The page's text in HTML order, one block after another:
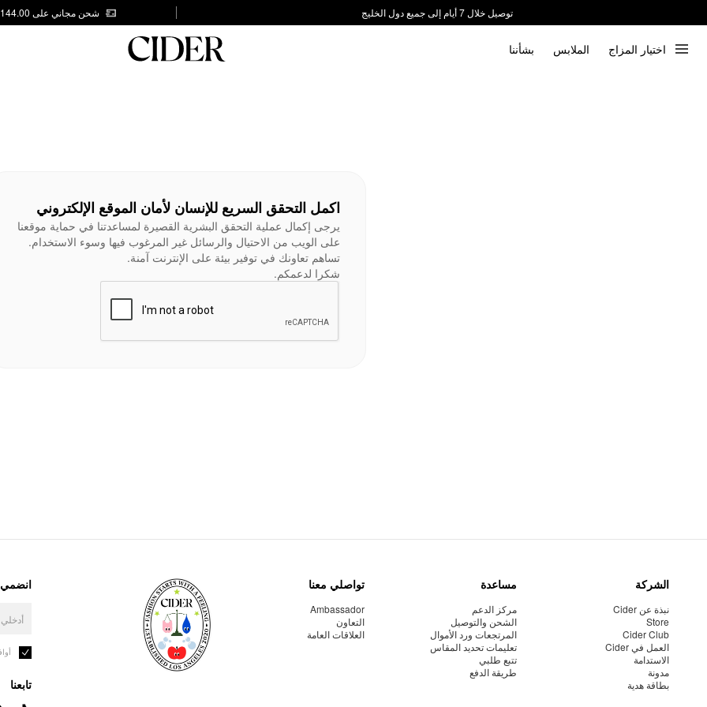
توصيل خلال 7 أيام إلى جميع دول الخليج
شحن مجاني على AED 144.00
اختيار المزاج الملابس بشأننا
اكمل التحقق السريع للإنسان لأمان الموقع الإلكتروني
يرجى إكمال عملية التحقق البشرية القصيرة لمساعدتنا في حماية موقعنا
على الويب من الاحتيال والرسائل غير المرغوب فيها وسوء الاستخدام.
تساهم تعاونك في توفير بيئة على الإنترنت آمنة.
شكرا لدعمكم.
الشركة
نبذة عن Cider
Store
Cider Club
العمل في Cider
الاستدامة
مدونة
بطاقة هدية
مساعدة
مركز الدعم
الشحن والتوصيل
المرتجعات ورد الأموال
تعليمات تحديد المقاس
تتبع طلبي
طريقة الدفع
تواصلي معنا
Ambassador
التعاون
العلاقات العامة
انضمي
تابعنا